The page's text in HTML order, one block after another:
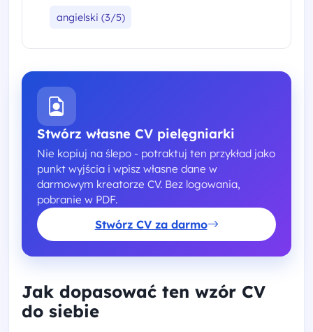
angielski (3/5)
Stwórz własne CV pielęgniarki
Nie kopiuj na ślepo - potraktuj ten przykład jako
punkt wyjścia i wpisz własne dane w
darmowym kreatorze CV. Bez logowania,
pobranie w PDF.
Stwórz CV za darmo
Jak dopasować ten wzór CV
do siebie